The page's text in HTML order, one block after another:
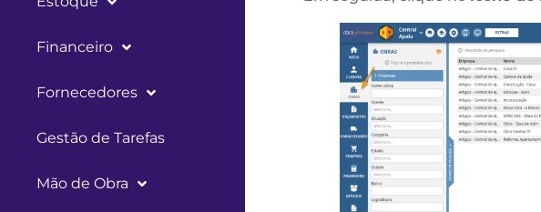
Financeiro
Fornecedores
Gestão de Tarefas
Mão de Obra